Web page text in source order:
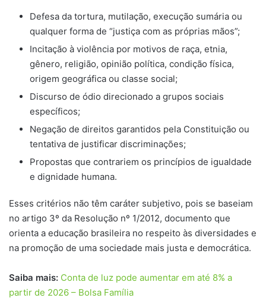
Defesa da tortura, mutilação, execução sumária ou
qualquer forma de “justiça com as próprias mãos”;
Incitação à violência por motivos de raça, etnia,
gênero, religião, opinião política, condição física,
origem geográfica ou classe social;
Discurso de ódio direcionado a grupos sociais
específicos;
Negação de direitos garantidos pela Constituição ou
tentativa de justificar discriminações;
Propostas que contrariem os princípios de igualdade
e dignidade humana.
Esses critérios não têm caráter subjetivo, pois se baseiam
no artigo 3º da Resolução nº 1/2012, documento que
orienta a educação brasileira no respeito às diversidades e
na promoção de uma sociedade mais justa e democrática.
Saiba mais: Conta de luz pode aumentar em até 8% a
partir de 2026 – Bolsa Família